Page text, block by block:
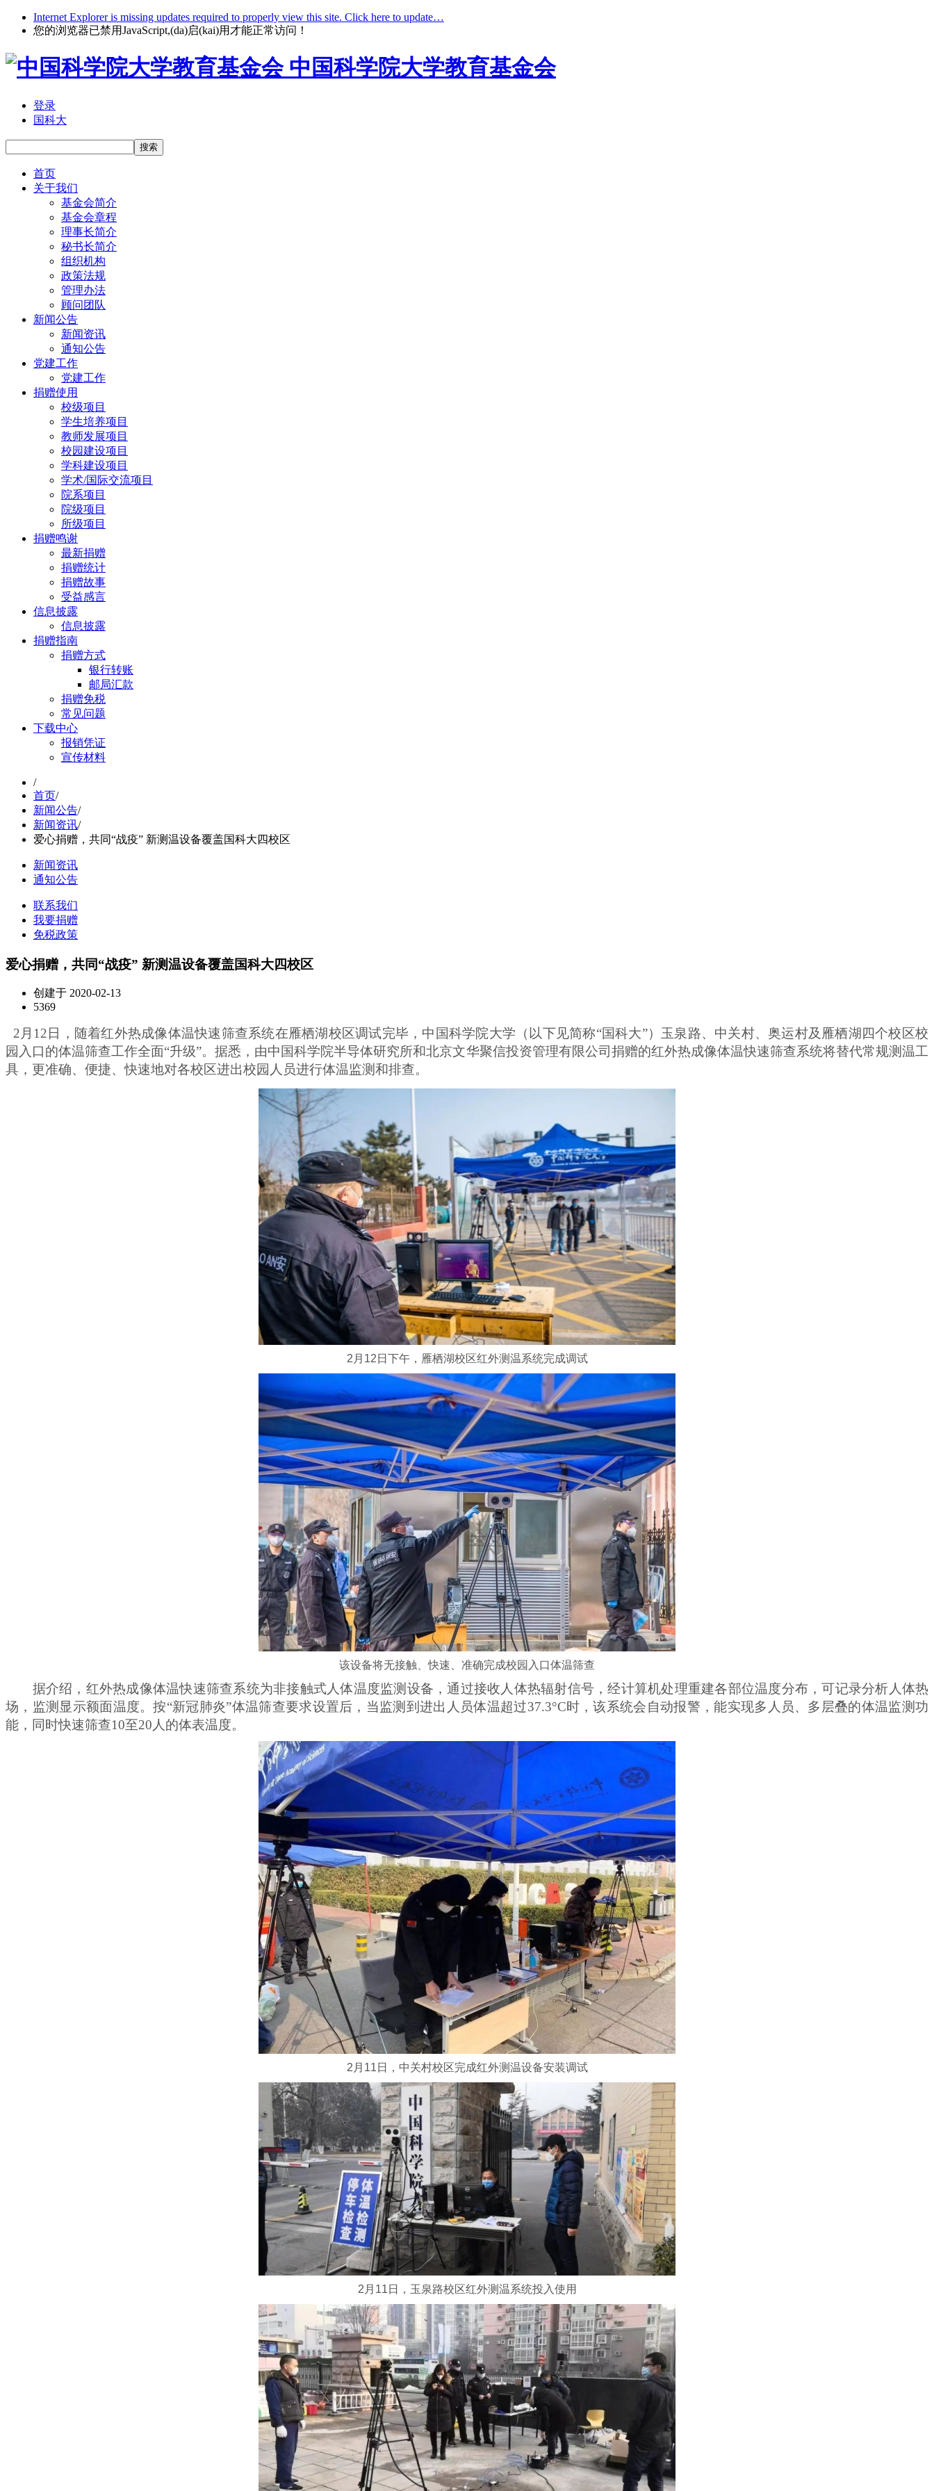
Internet Explorer is missing updates required to properly view this site. Click here to update…
您的浏览器已禁用JavaScript,(da)启(kai)用才能正常访问！
中国科学院大学教育基金会
登录
国科大
搜索
首页
关于我们
基金会简介
基金会章程
理事长简介
秘书长简介
组织机构
政策法规
管理办法
顾问团队
新闻公告
新闻资讯
通知公告
党建工作
党建工作
捐赠使用
校级项目
学生培养项目
教师发展项目
校园建设项目
学科建设项目
学术/国际交流项目
院系项目
院级项目
所级项目
捐赠鸣谢
最新捐赠
捐赠统计
捐赠故事
受益感言
信息披露
信息披露
捐赠指南
捐赠方式
银行转账
邮局汇款
捐赠免税
常见问题
下载中心
报销凭证
宣传材料
/
首页/
新闻公告/
新闻资讯/
爱心捐赠，共同“战疫” 新测温设备覆盖国科大四校区
新闻资讯
通知公告
联系我们
我要捐赠
免税政策
爱心捐赠，共同“战疫” 新测温设备覆盖国科大四校区
创建于 2020-02-13
5369
2月12日，随着红外热成像体温快速筛查系统在雁栖湖校区调试完毕，中国科学院大学（以下见简称“国科大”）玉泉路、中关村、奥运村及雁栖湖四个校区校
园入口的体温筛查工作全面“升级”。据悉，由中国科学院半导体研究所和北京文华聚信投资管理有限公司捐赠的红外热成像体温快速筛查系统将替代常规测温工
具，更准确、便捷、快速地对各校区进出校园人员进行体温监测和排查。
2月12日下午，雁栖湖校区红外测温系统完成调试
该设备将无接触、快速、准确完成校园入口体温筛查
据介绍，红外热成像体温快速筛查系统为非接触式人体温度监测设备，通过接收人体热辐射信号，经计算机处理重建各部位温度分布，可记录分析人体热
场，监测显示额面温度。按“新冠肺炎”体温筛查要求设置后，当监测到进出人员体温超过37.3°C时，该系统会自动报警，能实现多人员、多层叠的体温监测功
能，同时快速筛查10至20人的体表温度。
2月11日，中关村校区完成红外测温设备安装调试
2月11日，玉泉路校区红外测温系统投入使用